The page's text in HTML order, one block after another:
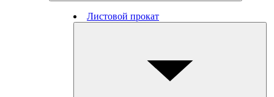
Листовой прокат